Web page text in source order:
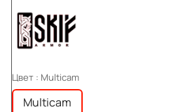
Цвет : Multicam
Multicam